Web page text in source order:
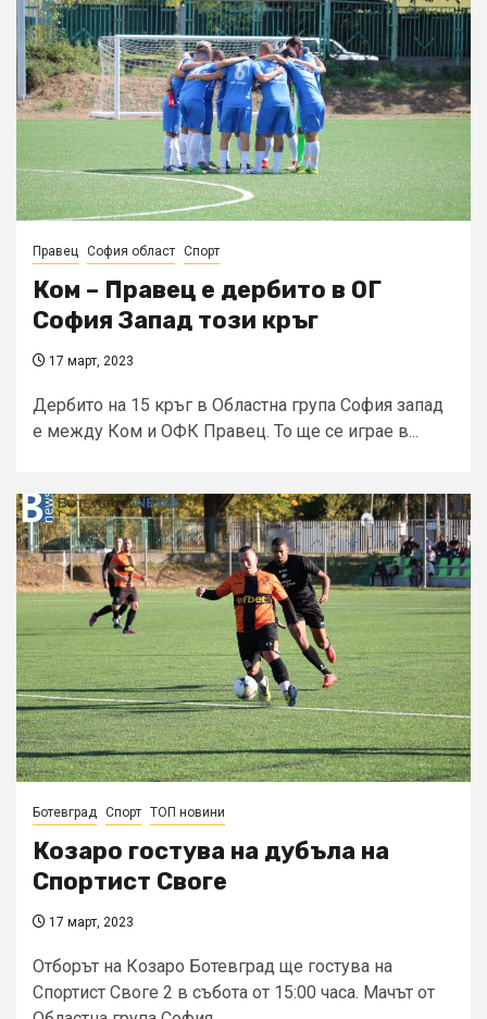
Правец София област Спорт
Ком – Правец е дербито в ОГ
София Запад този кръг
17 март, 2023
Дербито на 15 кръг в Областна група София запад
е между Ком и ОФК Правец. То ще се играе в...
Ботевград Спорт ТОП новини
Козаро гостува на дубъла на
Спортист Своге
17 март, 2023
Отборът на Козаро Ботевград ще гостува на
Спортист Своге 2 в събота от 15:00 часа. Мачът от